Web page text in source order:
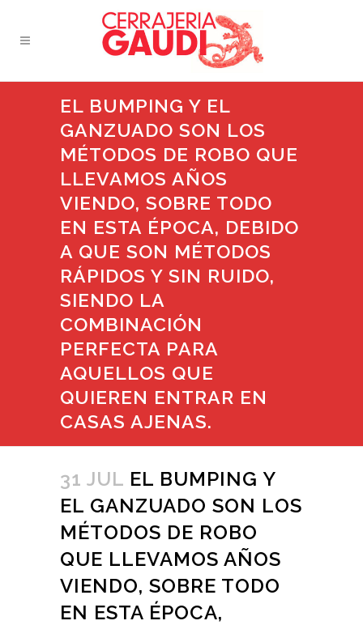
EL BUMPING Y EL
GANZUADO SON LOS
MÉTODOS DE ROBO QUE
LLEVAMOS AÑOS
VIENDO, SOBRE TODO
EN ESTA ÉPOCA, DEBIDO
A QUE SON MÉTODOS
RÁPIDOS Y SIN RUIDO,
SIENDO LA
COMBINACIÓN
PERFECTA PARA
AQUELLOS QUE
QUIEREN ENTRAR EN
CASAS AJENAS.
31 JUL EL BUMPING Y
EL GANZUADO SON LOS
MÉTODOS DE ROBO
QUE LLEVAMOS AÑOS
VIENDO, SOBRE TODO
EN ESTA ÉPOCA,